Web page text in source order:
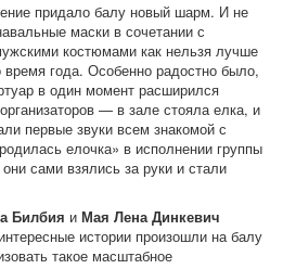
придало балу новый шарм. И не
маски в сочетании с
костюмами как нельзя лучше
время года. Особенно радостно было,
в один момент расширился
— в зале стояла елка, и
первые звуки всем знакомой с
елочка» в исполнении группы
сами взялись за руки и стали
Билбия и Мая Лена Динкевич
истории произошли на балу
такое масштабное